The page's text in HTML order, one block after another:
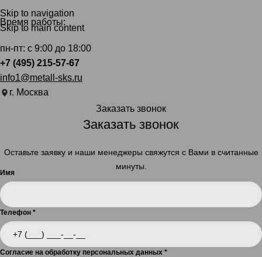
Skip to navigation
Skip to main content
Время работы:
пн-пт: с 9:00 до 18:00
+7 (495) 215-57-67
info1@metall-sks.ru
г. Москва
Заказать звонок
Заказать звонок
Оставьте заявку и наши менеджеры свяжутся с Вами в считанные
минуты.
Имя
Телефон *
Согласие на обработку персональных данных *